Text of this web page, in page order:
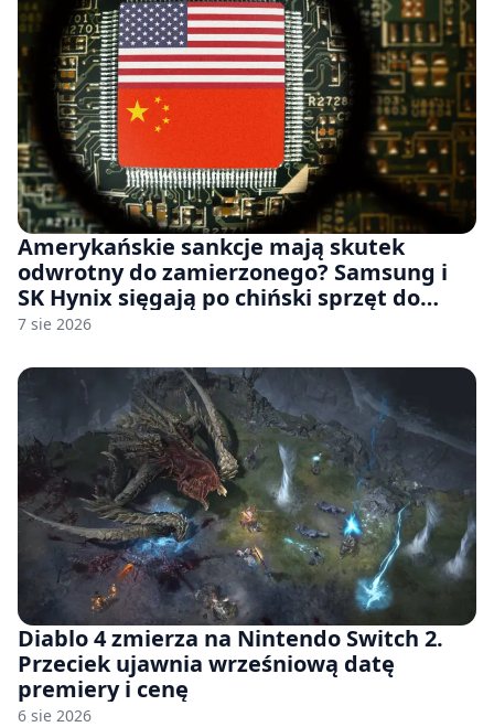
Amerykańskie sankcje mają skutek
odwrotny do zamierzonego? Samsung i
SK Hynix sięgają po chiński sprzęt do
fabryk chipów
7 sie 2026
Diablo 4 zmierza na Nintendo Switch 2.
Przeciek ujawnia wrześniową datę
premiery i cenę
6 sie 2026